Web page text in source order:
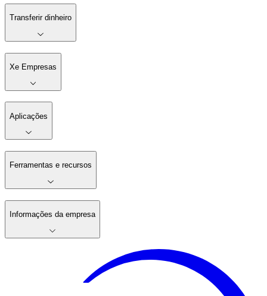
Transferir dinheiro
Xe Empresas
Aplicações
Ferramentas e recursos
Informações da empresa